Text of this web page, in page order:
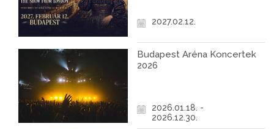
2027.02.12.
Budapest Aréna Koncertek
2026
2026.01.18. -
2026.12.30.